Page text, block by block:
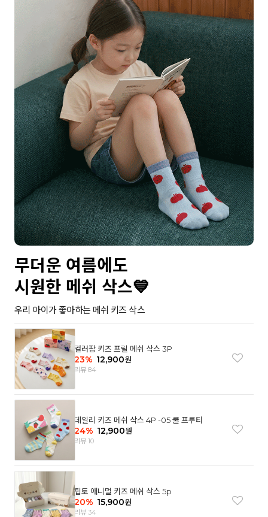
무더운 여름에도
시원한 메쉬 삭스💙
우리 아이가 좋아하는 메쉬 키즈 삭스
컬러팜 키즈 프릴 메쉬 삭스 3P
23% 12,900원
리뷰 84
데일리 키즈 메쉬 삭스 4P -05 쿨 프루티
24% 12,900원
리뷰 10
팁토 애니멀 키즈 메쉬 삭스 5p
20% 15,900원
리뷰 34